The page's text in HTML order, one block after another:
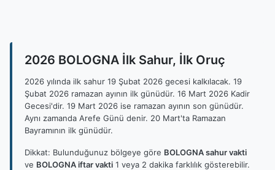
2026 BOLOGNA İlk Sahur, İlk Oruç
2026 yılında ilk sahur 19 Şubat 2026 gecesi kalkılacak. 19
Şubat 2026 ramazan ayının ilk günüdür. 16 Mart 2026 Kadir
Gecesi'dir. 19 Mart 2026 ise ramazan ayının son günüdür.
Aynı zamanda Arefe Günü denir. 20 Mart'ta Ramazan
Bayramının ilk günüdür.
Dikkat: Bulunduğunuz bölgeye göre BOLOGNA sahur vakti
ve BOLOGNA iftar vakti 1 veya 2 dakika farklılık gösterebilir.